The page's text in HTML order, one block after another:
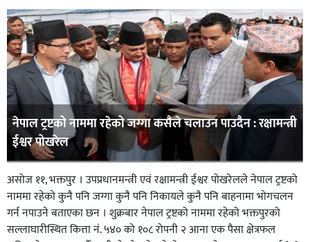
नेपाल ट्रष्टको नाममा रहेको जग्गा कसैले चलाउन पाउदैन : रक्षामन्त्री
ईश्वर पोखरेल
असोज ११, भक्तपुर । उपप्रधानमन्त्री एवं रक्षामन्त्री ईश्वर पोखरेलले नेपाल ट्रष्टको
नाममा रहेको कुनै पनि जग्गा कुनै पनि निकायले कुनै पनि बाहनामा भोगचलन
गर्न नपाउने बताएका छन । शुक्रबार नेपाल ट्रष्टको नाममा रहेको भक्तपुरको
सल्लाघारीस्थित कित्ता नं. ५४० को १०८ रोपनी २ आना एक पैसा क्षेत्रफल